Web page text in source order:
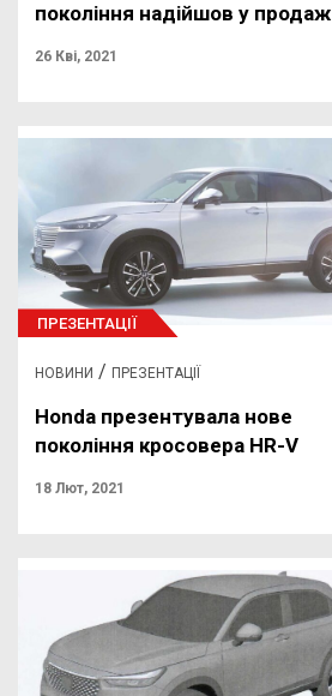
покоління надійшов у продаж
26 Кві, 2021
ПРЕЗЕНТАЦІЇ
НОВИНИ / ПРЕЗЕНТАЦІЇ
Honda презентувала нове
покоління кросовера HR-V
18 Лют, 2021